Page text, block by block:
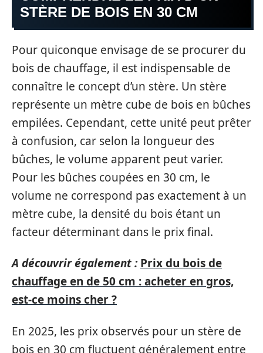
STÈRE DE BOIS EN 30 CM
Pour quiconque envisage de se procurer du
bois de chauffage, il est indispensable de
connaître le concept d’un stère. Un stère
représente un mètre cube de bois en bûches
empilées. Cependant, cette unité peut prêter
à confusion, car selon la longueur des
bûches, le volume apparent peut varier.
Pour les bûches coupées en 30 cm, le
volume ne correspond pas exactement à un
mètre cube, la densité du bois étant un
facteur déterminant dans le prix final.
A découvrir également : Prix du bois de
chauffage en de 50 cm : acheter en gros,
est-ce moins cher ?
En 2025, les prix observés pour un stère de
bois en 30 cm fluctuent généralement entre